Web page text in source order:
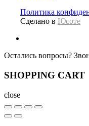
Политика
Сделано в Юсоте
Остались вопросы?
SHOPPING CART
close